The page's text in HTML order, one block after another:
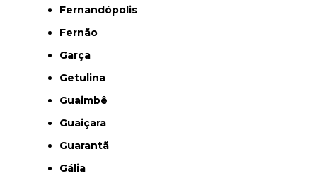
Fernandópolis
Fernão
Garça
Getulina
Guaimbê
Guaiçara
Guarantã
Gália